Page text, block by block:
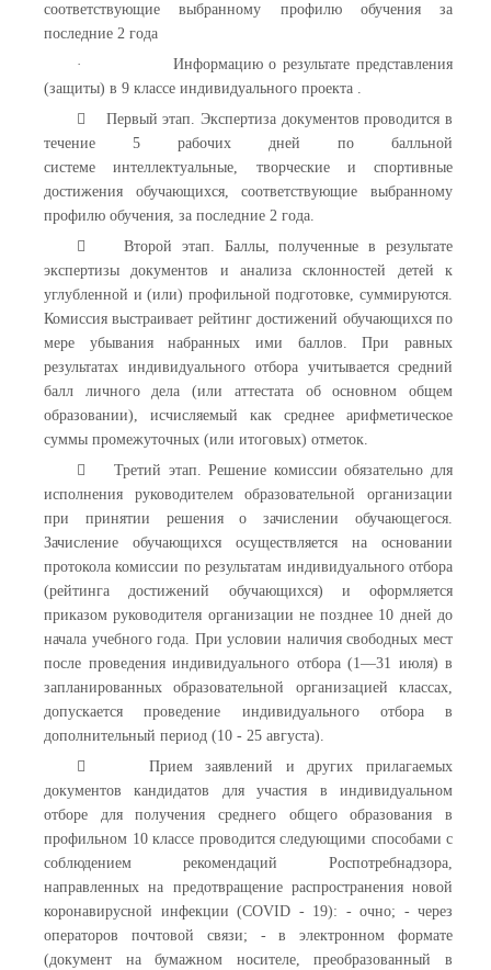
соответствующие выбранному профилю обучения за
последние 2 года
·
Информацию о результате представления
(защиты) в 9 классе индивидуального проекта .
 Первый этап. Экспертиза документов проводится в
течение 5 рабочих дней по балльной
системе интеллектуальные, творческие и спортивные
достижения обучающихся, соответствующие выбранному
профилю обучения, за последние 2 года.
 Второй этап. Баллы, полученные в результате
экспертизы документов и анализа склонностей детей к
углубленной и (или) профильной подготовке, суммируются.
Комиссия выстраивает рейтинг достижений обучающихся по
мере убывания набранных ими баллов. При равных
результатах индивидуального отбора учитывается средний
балл личного дела (или аттестата об основном общем
образовании), исчисляемый как среднее арифметическое
суммы промежуточных (или итоговых) отметок.
 Третий этап. Решение комиссии обязательно для
исполнения руководителем образовательной организации
при принятии решения о зачислении обучающегося.
Зачисление обучающихся осуществляется на основании
протокола комиссии по результатам индивидуального отбора
(рейтинга достижений обучающихся) и оформляется
приказом руководителя организации не позднее 10 дней до
начала учебного года. При условии наличия свободных мест
после проведения индивидуального отбора (1—31 июля) в
запланированных образовательной организацией классах,
допускается проведение индивидуального отбора в
дополнительный период (10 - 25 августа).
 Прием заявлений и других прилагаемых
документов кандидатов для участия в индивидуальном
отборе для получения среднего общего образования в
профильном 10 классе проводится следующими способами с
соблюдением рекомендаций Роспотребнадзора,
направленных на предотвращение распространения новой
коронавирусной инфекции (COVID - 19): - очно; - через
операторов почтовой связи; - в электронном формате
(документ на бумажном носителе, преобразованный в